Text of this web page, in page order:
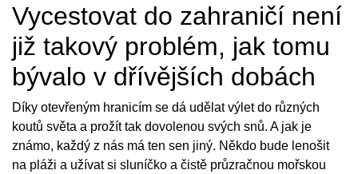
Vycestovat do zahraničí není
již takový problém, jak tomu
bývalo v dřívějších dobách
Díky otevřeným hranicím se dá udělat výlet do různých
koutů světa a prožít tak dovolenou svých snů. A jak je
známo, každý z nás má ten sen jiný. Někdo bude lenošit
na pláži a užívat si sluníčko a čistě průzračnou mořskou